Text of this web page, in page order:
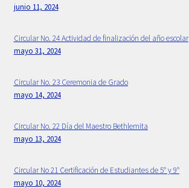
junio 11, 2024
Circular No. 24 Actividad de finalización del año escolar
mayo 31, 2024
Circular No. 23 Ceremonia de Grado
mayo 14, 2024
Circular No. 22 Día del Maestro Bethlemita
mayo 13, 2024
Circular No 21 Certificación de Estudiantes de 5° y 9°
mayo 10, 2024